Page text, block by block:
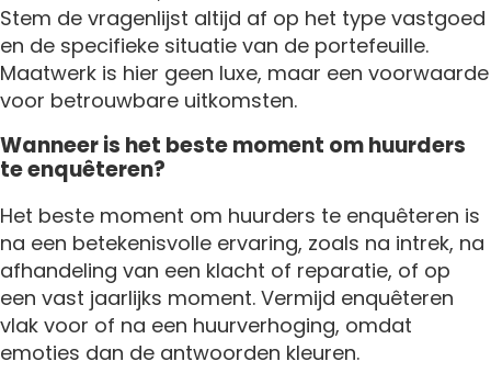
Stem de vragenlijst altijd af op het type vastgoed
en de specifieke situatie van de portefeuille.
Maatwerk is hier geen luxe, maar een voorwaarde
voor betrouwbare uitkomsten.
Wanneer is het beste moment om huurders
te enquêteren?
Het beste moment om huurders te enquêteren is
na een betekenisvolle ervaring, zoals na intrek, na
afhandeling van een klacht of reparatie, of op
een vast jaarlijks moment. Vermijd enquêteren
vlak voor of na een huurverhoging, omdat
emoties dan de antwoorden kleuren.